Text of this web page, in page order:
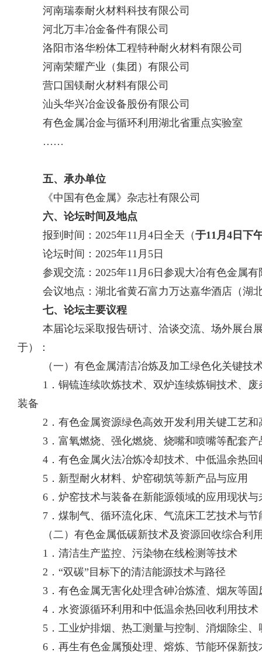
河南瑞泰耐火材料科技有限公司
河北万丰冶金备件有限公司
洛阳市洛华粉体工程特种耐火材料有限公司
河南荣耀产业（集团）有限公司
营口国镁耐火材料有限公司
汕头华兴冶金设备股份有限公司
有色金属冶金与循环利用湖北省重点实验室
……
五、 承办单位
《中国有色金属》杂志社有限公司
六、论坛时间及地点
报到时间 ： 2025年11 月 4日全天（于11 月 4日下
论坛时间： 2025年11 月 5日
参观交流： 2025年11 月 6日参观大冶有色金属
会议地点： 湖北省黄石富力万达嘉华酒店（湖
七、论坛主要议程
本届论坛采取报告研讨、洽谈交流、场外展台
于）：
（一） 有色金属清洁冶炼及加工绿色化关键技
1 ． 铜锍连续吹炼技术、双炉连续炼铜技术、
装备
2 ．有色金属资源绿色高效开发利用关键工艺和
3．富氧燃烧、强化燃烧、烧嘴和喷嘴等配套
4． 有色金属火法冶炼冷却技术、中低温余热回
5． 新型耐火材料、炉窑砌筑等新产品与应用
6．炉窑技术与装备在新能源领域的应用现状与
7．煤制气、循环流化床、气流床工艺技术与节
（二） 有色金属低碳新技术及资源回收综合利
1 ．清洁生产监控、污染物在线检测等技术
2 ．“双碳”目标下的清洁能源技术与路径
3．有色金属无害化处理含砷冶炼渣、烟灰等固
4． 水资源循环利用和中低温余热回收利用技术
5．工业炉排烟、热工测量与控制、消烟除尘
6．再生有色金属预处理、熔炼、节能环保新技